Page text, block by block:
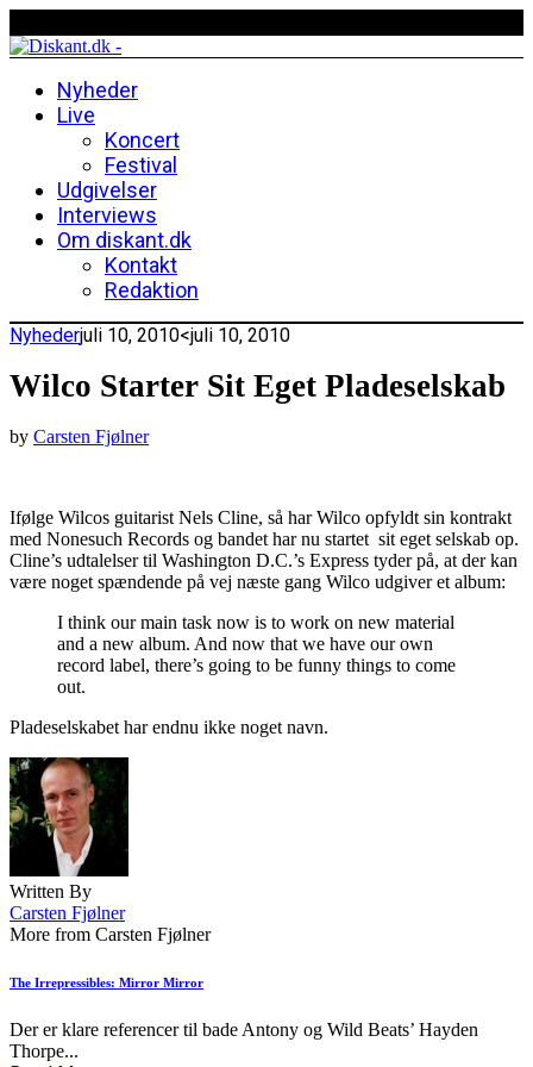
Nyheder
Live
Koncert
Festival
Udgivelser
Interviews
Om diskant.dk
Kontakt
Redaktion
Nyhederjuli 10, 2010<juli 10, 2010
Wilco Starter Sit Eget Pladeselskab
by Carsten Fjølner
Ifølge Wilcos guitarist Nels Cline, så har Wilco opfyldt sin kontrakt
med Nonesuch Records og bandet har nu startet sit eget selskab op.
Cline’s udtalelser til Washington D.C.’s Express tyder på, at der kan
være noget spændende på vej næste gang Wilco udgiver et album:
I think our main task now is to work on new material
and a new album. And now that we have our own
record label, there’s going to be funny things to come
out.
Pladeselskabet har endnu ikke noget navn.
Written By
Carsten Fjølner
More from Carsten Fjølner
The Irrepressibles: Mirror Mirror
Der er klare referencer til bade Antony og Wild Beats’ Hayden
Thorpe...